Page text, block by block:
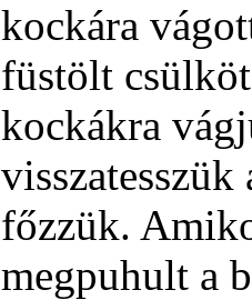
kockára
füstölt
kockákra
visszatesszük
főzzük.
megpuhult a